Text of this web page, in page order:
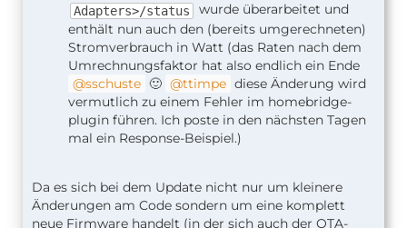
Adapters>/status
wurde überarbeitet und
enthält nun auch den (bereits umgerechneten)
Stromverbrauch in Watt (das Raten nach dem
Umrechnungsfaktor hat also endlich ein Ende
sschuste 🙂 ttimpe diese Änderung wird
vermutlich zu einem Fehler im homebridge-
plugin führen. Ich poste in den nächsten Tagen
mal ein Response-Beispiel.)
Da es sich bei dem Update nicht nur um kleinere
Änderungen am Code sondern um eine komplett
neue Firmware handelt (in der sich auch der OTA-